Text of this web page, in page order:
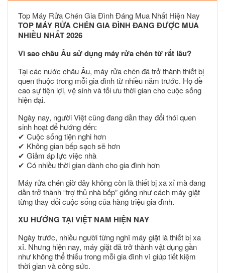
Top Máy Rửa Chén Gia Đình Đáng Mua Nhất Hiện Nay
TOP MÁY RỬA CHÉN GIA ĐÌNH ĐANG ĐƯỢC MUA
NHIỀU NHẤT 2026
Vì sao châu Âu sử dụng máy rửa chén từ rất lâu?
Tại các nước châu Âu, máy rửa chén đã trở thành thiết bị
quen thuộc trong mỗi gia đình từ nhiều năm trước. Họ đề
cao sự tiện lợi, vệ sinh và tối ưu thời gian cho cuộc sống
hiện đại.
Ngày nay, người Việt cũng đang dần thay đổi thói quen
sinh hoạt để hướng đến:
✔ Cuộc sống tiện nghi hơn
✔ Không gian bếp sạch sẽ hơn
✔ Giảm áp lực việc nhà
✔ Có nhiều thời gian dành cho gia đình hơn
Máy rửa chén giờ đây không còn là thiết bị xa xỉ mà đang
dần trở thành “trợ thủ nhà bếp” giống như cách máy giặt
từng thay đổi cuộc sống của hàng triệu gia đình.
XU HƯỚNG TẠI VIỆT NAM HIỆN NAY
Ngày trước, nhiều người từng nghĩ máy giặt là thiết bị xa
xỉ. Nhưng hiện nay, máy giặt đã trở thành vật dụng gần
như không thể thiếu trong mỗi gia đình vì giúp tiết kiệm
thời gian và công sức.